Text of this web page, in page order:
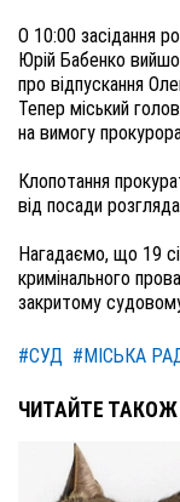
О 10:00 засідання
Юрій Бабенко
про відпускання
Тепер міський
на вимогу
Клопотання
від посади
Нагадаємо, що 19
кримінального
закритому судовому
#СУД #МІСЬКА
ЧИТАЙТЕ ТАКОЖ